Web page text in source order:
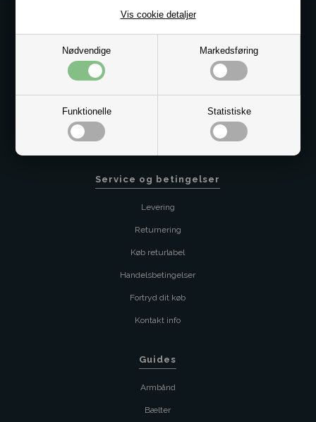
Nødvendige Markedsføring
Funktionelle Statistiske
Vis cookie detaljer
Kontakt os på
Kundeservice@bestman.dk
Profil
Service og betingelser
Levering
Returnering
Køb returlabel
Handelsbetingelser
Fortryd dit køb
Kontakt info
Guides
Armbånd
Bælter